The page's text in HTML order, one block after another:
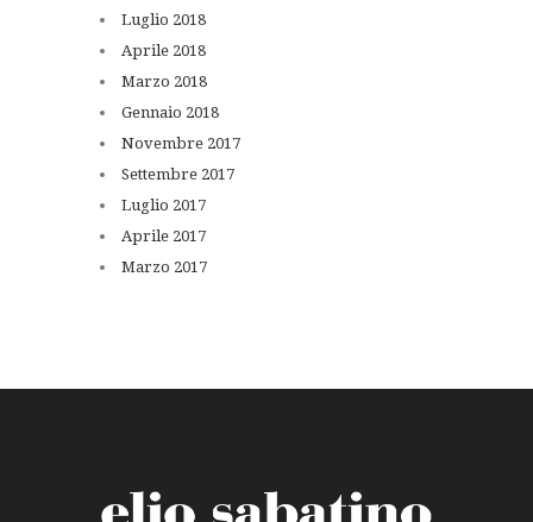
Luglio 2018
Aprile 2018
Marzo 2018
Gennaio 2018
Novembre 2017
Settembre 2017
Luglio 2017
Aprile 2017
Marzo 2017